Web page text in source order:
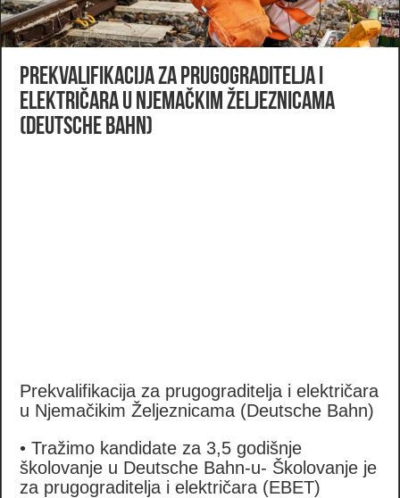
Prekvalifikacija za prugograditelja i
električara u Njemačkim Željeznicama
(Deutsche Bahn)
Prekvalifikacija za prugograditelja i električara
u Njemačikim Željeznicama (Deutsche Bahn)
• Tražimo kandidate za 3,5 godišnje
školovanje u Deutsche Bahn-u- Školovanje je
za prugograditelja i električara (EBET)